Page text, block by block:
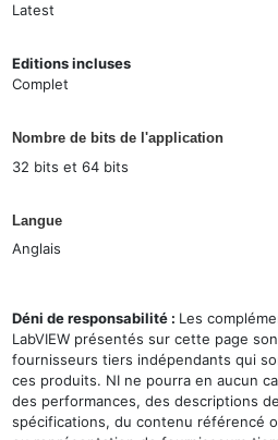
Latest
Editions incluses
Complet
Nombre de bits de l'application
32 bits et 64 bits
Langue
Anglais
Déni de responsabilité : Les
LabVIEW présentés sur cette page
fournisseurs tiers indépendants qui
ces produits. NI ne pourra en aucun
des performances, des descriptions
spécifications, du contenu référencé